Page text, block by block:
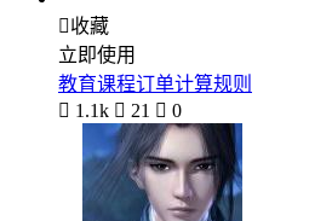
收藏
立即使用
教育课程订单计算规则
 1.1k  21  0